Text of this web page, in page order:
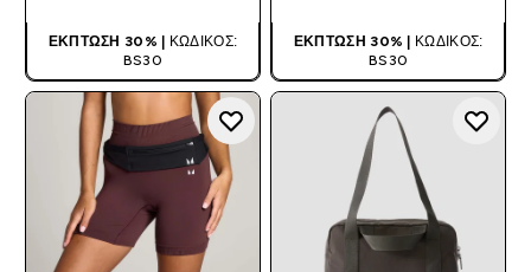
ΈΚΠΤΩΣΗ 30% | ΚΩΔΙΚΌΣ:
BS30
ΈΚΠΤΩΣΗ 30% | ΚΩΔΙΚΌΣ:
BS30